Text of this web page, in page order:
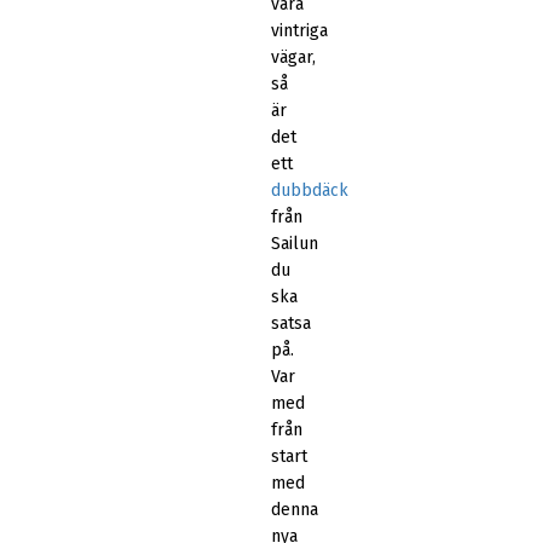
våra
vintriga
vägar,
så
är
det
ett
dubbdäck
från
Sailun
du
ska
satsa
på.
Var
med
från
start
med
denna
nya